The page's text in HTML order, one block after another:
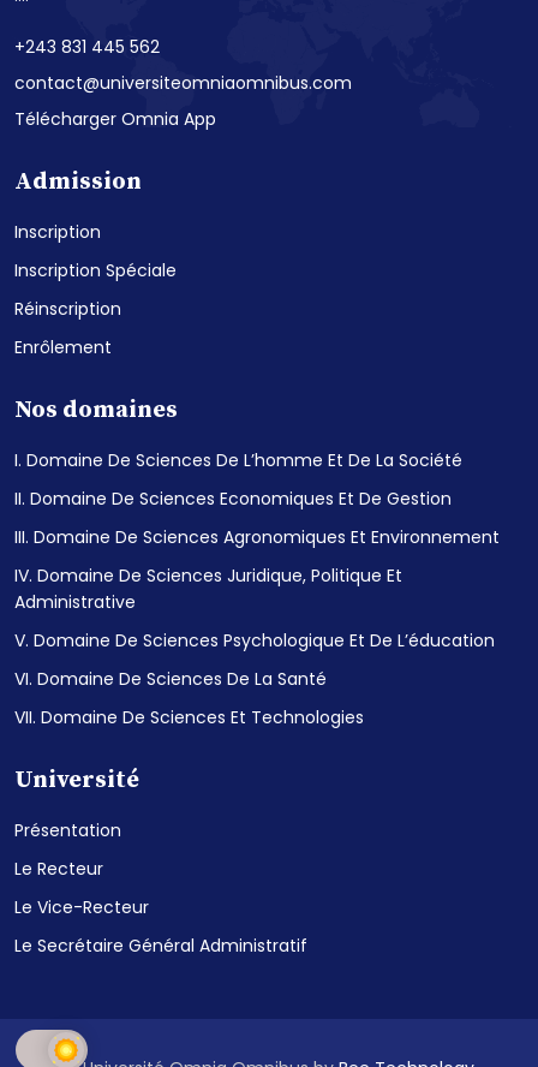
+243 831 445 562
contact@universiteomniaomnibus.com
Télécharger Omnia App
Admission
Inscription
Inscription Spéciale
Réinscription
Enrôlement
Nos domaines
I. Domaine De Sciences De L’homme Et De La Société
II. Domaine De Sciences Economiques Et De Gestion
III. Domaine De Sciences Agronomiques Et Environnement
IV. Domaine De Sciences Juridique, Politique Et
Administrative
V. Domaine De Sciences Psychologique Et De L’éducation
VI. Domaine De Sciences De La Santé
VII. Domaine De Sciences Et Technologies
Université
Présentation
Le Recteur
Le Vice-Recteur
Le Secrétaire Général Administratif